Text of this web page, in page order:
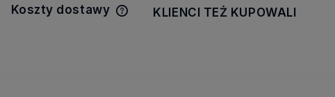
Koszty dostawy KLIENCI TEŻ KUPOWALI